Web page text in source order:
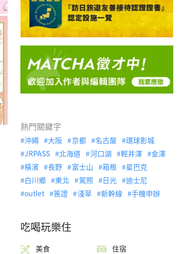
熱門關鍵字
沖繩 大阪 京都 名古屋
環球影城
JRPASS
北海道 河口湖 輕井澤
金澤
橫濱
長野 富士山 箱根
星巴克
白川鄉
東北 駕照 日光
迪士尼
outlet
簽證 淺草 新幹線 手機申辦
吃喝玩樂住
美食 住宿